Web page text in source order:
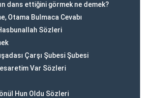
dans ettiğini görmek ne demek?
Otama Bulmaca Cevabı
Sözleri
Çarşı Şubesi Şubesi
Var Sözleri
Hun Oldu Sözleri